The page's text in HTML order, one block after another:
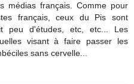
médias français. Comme pour
français, ceux du Pis sont
peu d'études, etc, etc... Les
visant à faire passer les
sans cervelle...